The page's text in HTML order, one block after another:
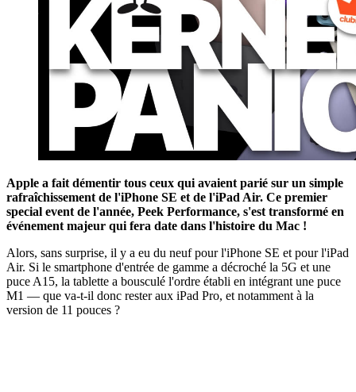
Apple a fait démentir tous ceux qui avaient parié sur un simple
rafraîchissement de l'iPhone SE et de l'iPad Air. Ce premier
special event de l'année, Peek Performance, s'est transformé en
événement majeur qui fera date dans l'histoire du Mac !
Alors, sans surprise, il y a eu du neuf pour l'iPhone SE et pour l'iPad
Air. Si le smartphone d'entrée de gamme a décroché la 5G et une
puce A15, la tablette a bousculé l'ordre établi en intégrant une puce
M1 — que va-t-il donc rester aux iPad Pro, et notamment à la
version de 11 pouces ?